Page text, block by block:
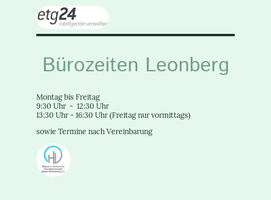
Bürozeiten Leonberg
Montag bis Freitag
9:30 Uhr - 12:30 Uhr
13:30 Uhr - 16:30 Uhr (Freitag nur vormittags)
sowie Termine nach Vereinbarung